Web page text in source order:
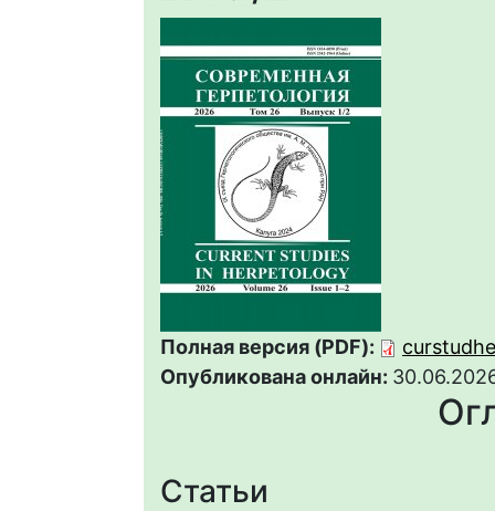
Полная версия (PDF):
Опубликована онлайн:
Статьи